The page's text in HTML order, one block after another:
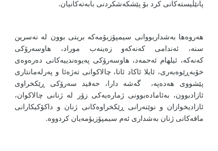
پانێڵیستەکانی کرد بۆ پێشکەشکردنی بابەتەکانیان.
هەروەها بەشداربووانی سیمپۆزیۆمەکە بریتی بوون لە نەسرین
سنە، ئەندامی کەنەکەو زەینەب موراد، هاوسەرۆکی
کەنەکە، ئیلهام ئەحمەد، هاوسەرۆکی پەیوەندییەکانی دەرەوەی
خۆبەڕێوەبەری، ئایلا ئاکاد ئاتا، چالاکوانی تەژەئا و پەرلەمانتاری
پێشووی هەدەپە، گەشە دارا، حەفید سەرۆکی ڕێکخراوی
ئازادبوون، بەئامادەبوونی ژمارەیەکی زۆر لە ژنانی چالاکوان،
ئازادیخوازان و نوێنەرانی ڕێکخراوەکانی ژنان و داکۆکیکارانی
مافەکانی ژنان بەشداری ئەم سیمپۆزیۆمەیان کردووە.